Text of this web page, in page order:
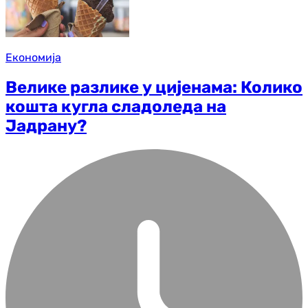
Економија
Велике разлике у цијенама: Колико
кошта кугла сладоледа на
Јадрану?